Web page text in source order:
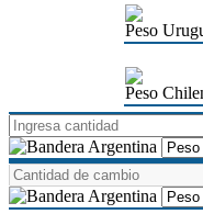
Peso
Peso